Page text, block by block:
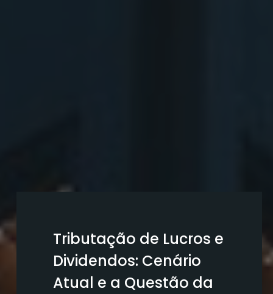
Tributação de Lucros e
Dividendos: Cenário
Atual e a Questão da